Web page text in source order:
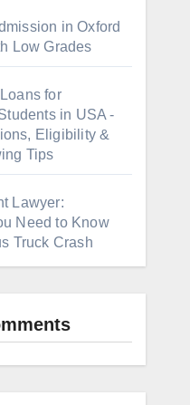
in Oxford
Low Grades
for
in USA -
Eligibility &
Tips
Lawyer:
Need to Know
Truck Crash